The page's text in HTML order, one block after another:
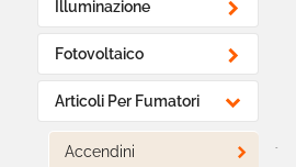
Illuminazione 
Fotovoltaico 
Articoli Per Fumatori 
Accendini  -